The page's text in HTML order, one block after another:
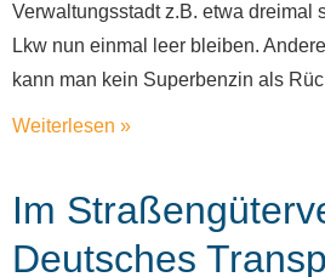
Verwaltungsstadt z.B. etwa dreimal
Lkw nun einmal leer bleiben.
kann man kein Superbenzin als
Weiterlesen »
Im
Deutsches